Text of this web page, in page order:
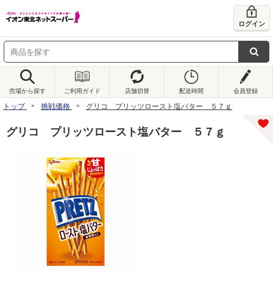
ログイン
売場から探す ご利用ガイド 店舗切替 配送時間 会員登録
トップ 挑戦価格 グリコ プリッツロースト塩バター ５７ｇ
グリコ プリッツロースト塩バター ５７ｇ